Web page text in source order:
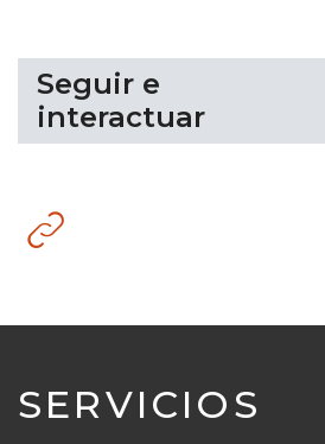
Seguir e
interactuar
SERVICIOS